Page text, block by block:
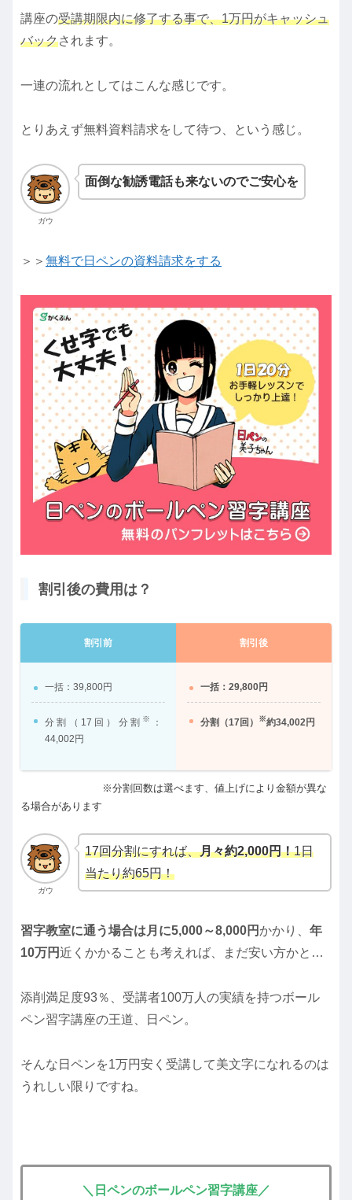
講座の受講期限内に修了する事で、1万円がキャッシュ
バックされます。
一連の流れとしてはこんな感じです。
とりあえず無料資料請求をして待つ、という感じ。
ガウ
面倒な勧誘電話も来ないのでご安心を
＞＞ 無料で日ペンの資料請求をする
割引後の費用は？
割引前
一括：39,800円
分割（17回）分割 ※
：
44,002円
割引後
一括：29,800円
分割（17回） ※約34,002円
※分割回数は選べます、値上げにより金額が異な
る場合があります
ガウ
17回分割にすれば、月々約2,000円！1日
当たり約65円！
習字教室に通う場合は月に5,000～8,000円かかり、 年
10万円近くかかることも考えれば、まだ安い方かと…
添削満足度93％、受講者100万人の実績を持つボール
ペン習字講座の王道、日ペン。
そんな日ペンを1万円安く受講して美文字になれるのは
うれしい限りですね。
＼日ペンのボールペン習字講座／